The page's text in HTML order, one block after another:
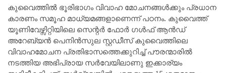
കുവൈത്തിൽ ഭൂരിഭാഗം വിവാഹ മോചനങ്ങൾക്കും പ്രധാന
കാരണം സമൂഹ മാധ്യമങ്ങളാണെന്ന് പഠനം. കുവൈത്ത്‌
യൂണിവേഴ്സിറ്റിയിലെ സെന്റർ ഫോർ ഗൾഫ് ആൻഡ്
അറേബ്യൻ പെനിൻസുല സ്റ്റഡീസ് കുവൈത്തിലെ
വിവാഹമോചന പ്രതിഭാസത്തെക്കുറിച്ച്‌ പൗരന്മാരിൽ
നടത്തിയ അഭിപ്രായ സർവേയിലാണു ഇക്കാര്യം